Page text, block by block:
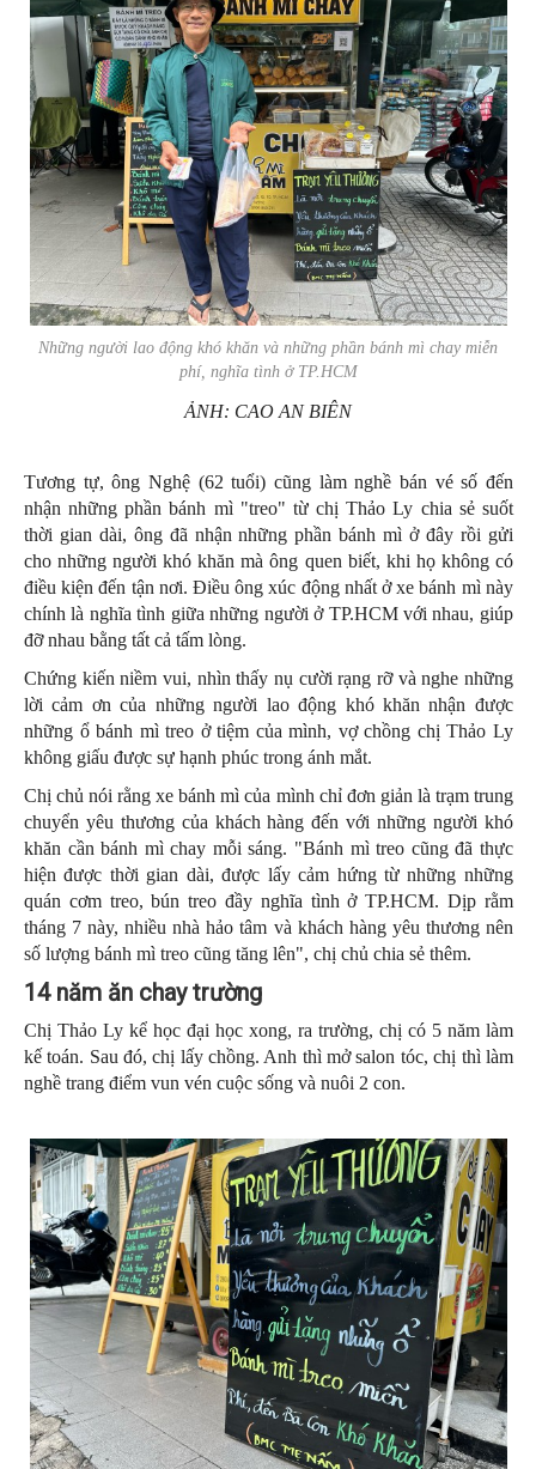
Những người lao động khó khăn và những phần bánh mì chay miễn
phí, nghĩa tình ở TP.HCM
ẢNH: CAO AN BIÊN
Tương tự, ông Nghệ (62 tuổi) cũng làm nghề bán vé số đến
nhận những phần bánh mì "treo" từ chị Thảo Ly chia sẻ suốt
thời gian dài, ông đã nhận những phần bánh mì ở đây rồi gửi
cho những người khó khăn mà ông quen biết, khi họ không có
điều kiện đến tận nơi. Điều ông xúc động nhất ở xe bánh mì này
chính là nghĩa tình giữa những người ở TP.HCM với nhau, giúp
đỡ nhau bằng tất cả tấm lòng.
Chứng kiến niềm vui, nhìn thấy nụ cười rạng rỡ và nghe những
lời cảm ơn của những người lao động khó khăn nhận được
những ổ bánh mì treo ở tiệm của mình, vợ chồng chị Thảo Ly
không giấu được sự hạnh phúc trong ánh mắt.
Chị chủ nói rằng xe bánh mì của mình chỉ đơn giản là trạm trung
chuyển yêu thương của khách hàng đến với những người khó
khăn cần bánh mì chay mỗi sáng. "Bánh mì treo cũng đã thực
hiện được thời gian dài, được lấy cảm hứng từ những những
quán cơm treo, bún treo đầy nghĩa tình ở TP.HCM. Dịp rằm
tháng 7 này, nhiều nhà hảo tâm và khách hàng yêu thương nên
số lượng bánh mì treo cũng tăng lên", chị chủ chia sẻ thêm.
14 năm ăn chay trường
Chị Thảo Ly kể học đại học xong, ra trường, chị có 5 năm làm
kế toán. Sau đó, chị lấy chồng. Anh thì mở salon tóc, chị thì làm
nghề trang điểm vun vén cuộc sống và nuôi 2 con.